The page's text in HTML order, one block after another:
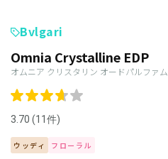
Bvlgari
Omnia Crystalline EDP
オムニア クリスタリン オードパルファム
3.70 (11件)
ウッディ フローラル